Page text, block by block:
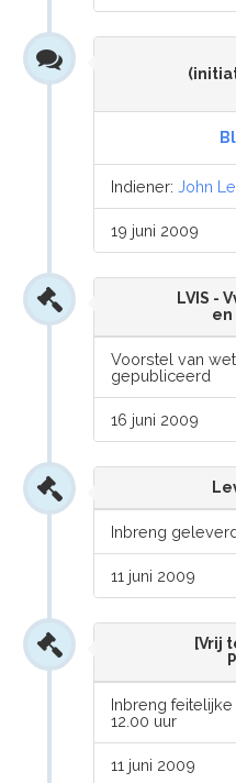
Indiener:John
19 juni 2009
LVIS -
Voorstel van
gepubliceerd
16 juni 2009
Inbreng
11 juni 2009
[Vrij
Inbreng
12.00 uur
11 juni 2009